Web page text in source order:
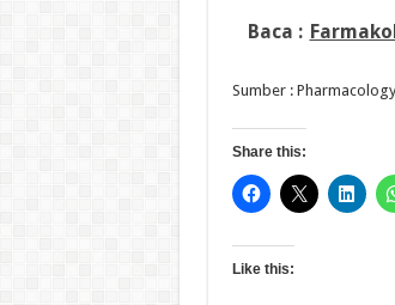
Baca :
Sumber :
Share this:
Like this: